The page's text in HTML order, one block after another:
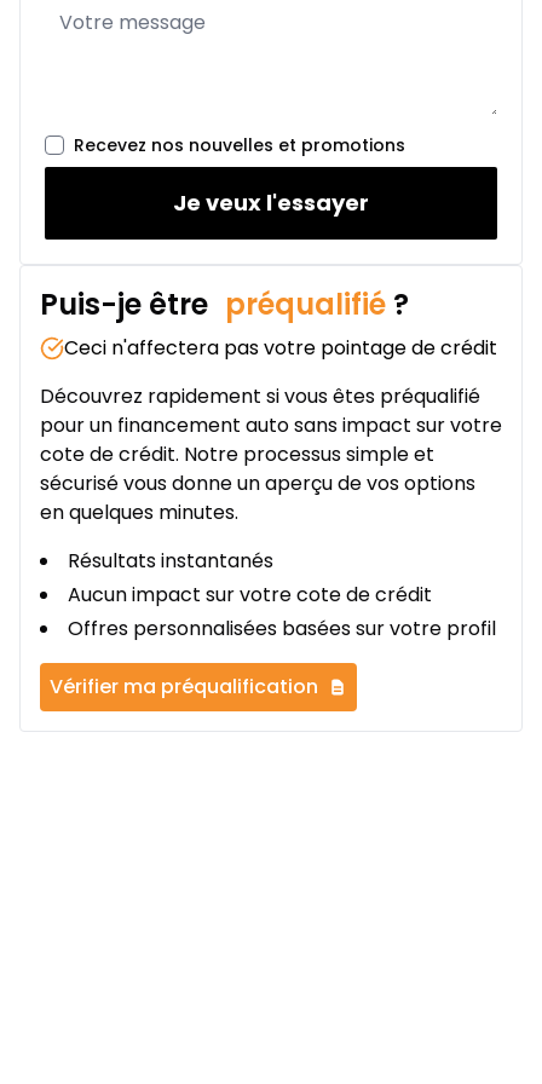
Location sur 24 mois
Recevez nos nouvelles et promotions
Je veux l'essayer
Puis-je être préqualifié ?
Ceci n'affectera pas votre pointage de crédit
Découvrez rapidement si vous êtes préqualifié
pour un financement auto sans impact sur votre
cote de crédit. Notre processus simple et
sécurisé vous donne un aperçu de vos options
en quelques minutes.
Résultats instantanés
Aucun impact sur votre cote de crédit
Offres personnalisées basées sur votre profil
Vérifier ma préqualification